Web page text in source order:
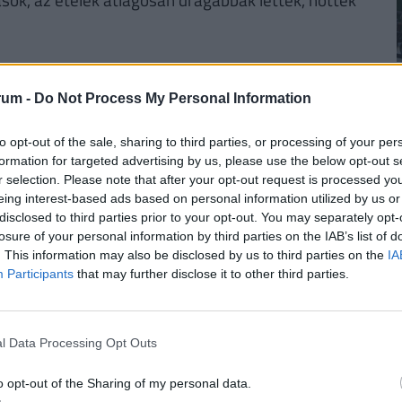
- Do Not Process My Personal Information
opt-out of the sale, sharing to third parties, or processing of your
for targeted advertising by us, please use the below opt-out
selection. Please note that after your opt-out request is processed
interest-based ads based on personal information utilized by us
to third parties prior to your opt-out. You may separately
of your personal information by third parties on the IAB’s list of
This information may also be disclosed by us to third parties on the
Participants that may further disclose it to other third parties.
Data Processing Opt Outs
opt-out of the Sharing of my personal data.
a magyarok
óta változatlan a slágerételek toplistája, és
infláció hatására. Az adatok alapján
27%-át ez a frizbi formájú élvezet
és különleges - minden jöhet. A második
es évben a melegétel rendelések 21%-ánál
Foodpanda. Ezen felül a további 3
amerikai (8%) és egyéb olasz (4%) (például
is megtudta, hogy ha konkrét melegételt
el.
meg az évtizedes infláció hatása. Sőt, a